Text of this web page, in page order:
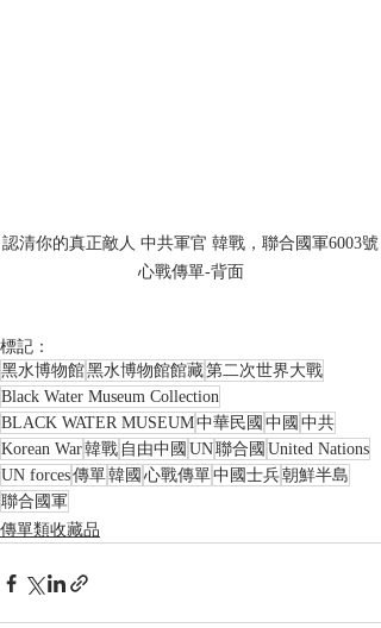
認清你的真正敵人 中共軍官 韓戰，聯合國軍6003號
心戰傳單-背面
標記：
黑水博物館黑水博物館館藏第二次世界大戰
Black Water Museum Collection
BLACK WATER MUSEUM中華民國 中國 中共
Korean War韓戰 自由中國 UN聯合國 United Nations
UN forces傳單韓國 心戰傳單中國士兵朝鮮半島
聯合國軍
傳單類收藏品